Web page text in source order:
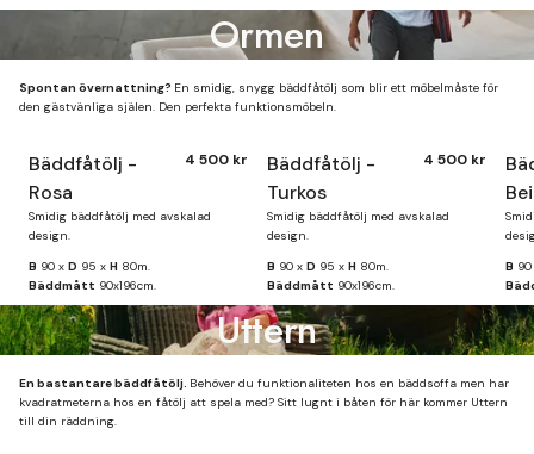
Ormen
Spontan övernattning? En smidig, snygg bäddfåtölj som blir ett möbelmåste för
den gästvänliga själen. Den perfekta funktionsmöbeln.
Bäddfåtölj -
Rosa
4 500 kr
Smidig bäddfåtölj med avskalad
design.
B 90 x D 95 x H 80m.
Bäddmått 90x196cm.
Bäddfåtölj -
Turkos
4 500 kr
Smidig bäddfåtölj med avskalad
design.
B 90 x D 95 x H 80m.
Bäddmått 90x196cm.
B
Uttern
En bastantare bäddfåtölj. Behöver du funktionaliteten hos en bäddsoffa men har
kvadratmeterna hos en fåtölj att spela med? Sitt lugnt i båten för här kommer Uttern
till din räddning.